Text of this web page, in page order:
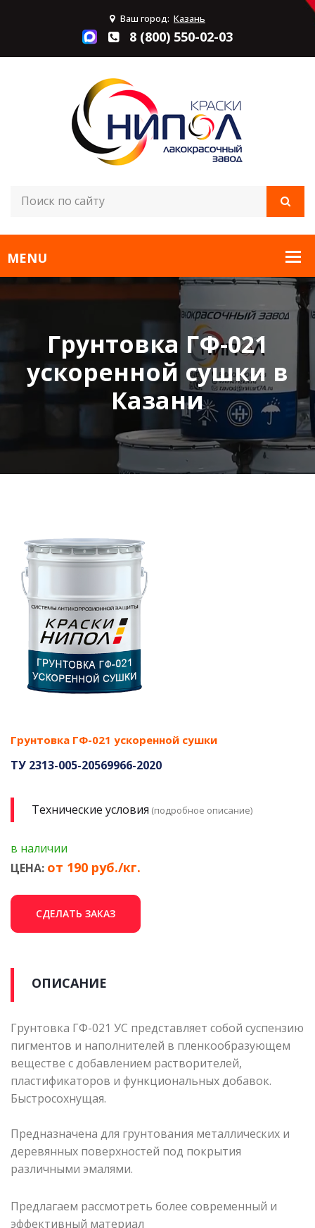
Ваш город: Казань
8 (800) 550-02-03
Грунтовка ГФ-021
ускоренной сушки в
Казани
Грунтовка ГФ-021 ускоренной сушки
ТУ 2313-005-20569966-2020
Технические условия (подробное описание)
в наличии
ЦЕНА: от 190 руб./кг.
СДЕЛАТЬ ЗАКАЗ
ОПИСАНИЕ
Грунтовка ГФ-021 УС представляет собой суспензию
пигментов и наполнителей в пленкообразующем
веществе с добавлением растворителей,
пластификаторов и функциональных добавок.
Быстросохнущая.
Предназначена для грунтования металлических и
деревянных поверхностей под покрытия
различными эмалями.
Предлагаем рассмотреть более современный и
эффективный материал